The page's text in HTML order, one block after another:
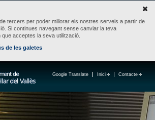
tercers per poder millorar els nostres serveis a partir de
Si continues navegant sense canviar la teva
acceptes la seva utilització.
de les galetes
Contacte
Inici
Google Translate